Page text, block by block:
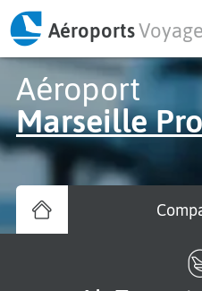
Aéroports
Aéroport
Marseille